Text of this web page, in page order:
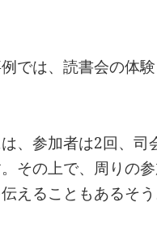
では、読書会の体
、参加者は2回、
その上で、周りの
えることもあるそう